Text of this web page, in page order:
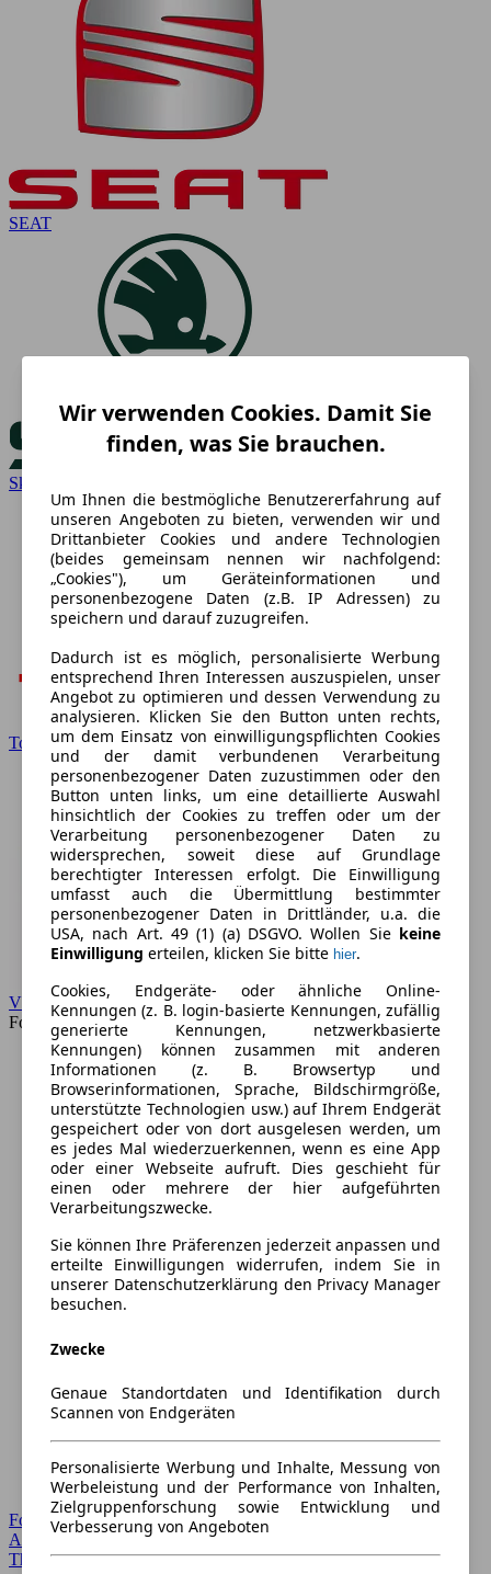
SEAT
Skoda
Toyota
VW
Forum
Forum Startseite
Alle Auto-Foren
Themen-Forum
Wir verwenden Cookies. Damit Sie
finden, was Sie brauchen.
Um Ihnen die bestmögliche Benutzererfahrung auf
unseren Angeboten zu bieten, verwenden wir und
Drittanbieter Cookies und andere Technologien
(beides gemeinsam nennen wir nachfolgend:
„Cookies"), um Geräteinformationen und
personenbezogene Daten (z.B. IP Adressen) zu
speichern und darauf zuzugreifen.
Dadurch ist es möglich, personalisierte Werbung
entsprechend Ihren Interessen auszuspielen, unser
Angebot zu optimieren und dessen Verwendung zu
analysieren. Klicken Sie den Button unten rechts,
um dem Einsatz von einwilligungspflichten Cookies
und der damit verbundenen Verarbeitung
personenbezogener Daten zuzustimmen oder den
Button unten links, um eine detaillierte Auswahl
hinsichtlich der Cookies zu treffen oder um der
Verarbeitung personenbezogener Daten zu
widersprechen, soweit diese auf Grundlage
berechtigter Interessen erfolgt. Die Einwilligung
umfasst auch die Übermittlung bestimmter
personenbezogener Daten in Drittländer, u.a. die
USA, nach Art. 49 (1) (a) DSGVO. Wollen Sie keine
Einwilligung erteilen, klicken Sie bitte hier.
Cookies, Endgeräte- oder ähnliche Online-
Kennungen (z. B. login-basierte Kennungen, zufällig
generierte Kennungen, netzwerkbasierte
Kennungen) können zusammen mit anderen
Informationen (z. B. Browsertyp und
Browserinformationen, Sprache, Bildschirmgröße,
unterstützte Technologien usw.) auf Ihrem Endgerät
gespeichert oder von dort ausgelesen werden, um
es jedes Mal wiederzuerkennen, wenn es eine App
oder einer Webseite aufruft. Dies geschieht für
einen oder mehrere der hier aufgeführten
Verarbeitungszwecke.
Sie können Ihre Präferenzen jederzeit anpassen und
erteilte Einwilligungen widerrufen, indem Sie in
unserer Datenschutzerklärung den Privacy Manager
besuchen.
Zwecke
Genaue Standortdaten und Identifikation durch
Scannen von Endgeräten
Personalisierte Werbung und Inhalte, Messung von
Werbeleistung und der Performance von Inhalten,
Zielgruppenforschung sowie Entwicklung und
Verbesserung von Angeboten